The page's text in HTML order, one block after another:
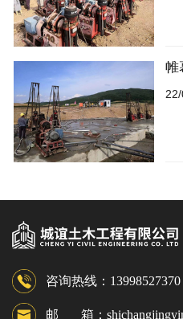
帷
咨询热线：13998527370
邮 箱：